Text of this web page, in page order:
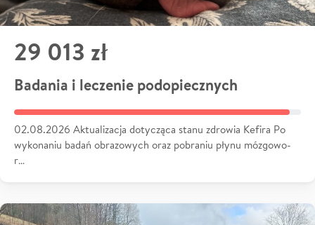
29 013 zł
Badania i leczenie podopiecznych
02.08.2026 Aktualizacja dotycząca stanu zdrowia Kefira Po
wykonaniu badań obrazowych oraz pobraniu płynu mózgowo-
r…